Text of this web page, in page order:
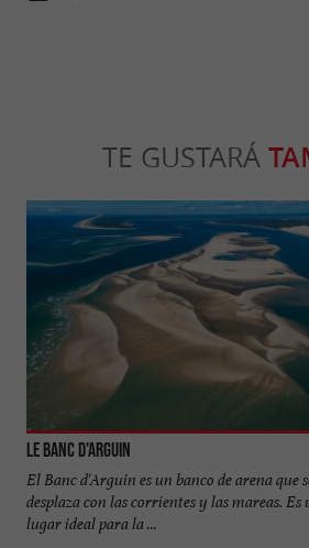
TE GUSTARÁ
Le banc d'Arguin
El Banc d'Arguin es un banco de arena que
desplaza con las corrientes y las mareas. Es
lugar ideal para la ...